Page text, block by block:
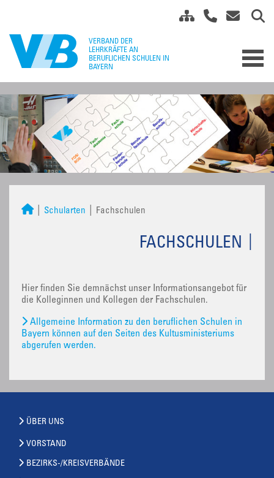
Schularten Fachschulen
FACHSCHULEN
Hier finden Sie demnächst unser Informationsangebot für
die Kolleginnen und Kollegen der Fachschulen.
Allgemeine Information zu den beruflichen Schulen in
Bayern können auf den Seiten des Kultusministeriums
abgerufen werden.
ÜBER UNS
VORSTAND
BEZIRKS-/KREISVERBÄNDE